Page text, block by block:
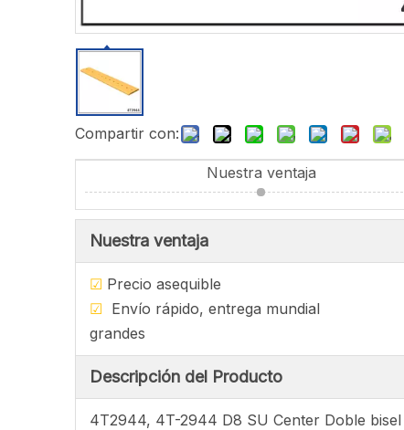
Compartir con:
Nuestra ventaja
Nuestra ventaja
☑ Precio
☑ Envío rápido, entrega
grandes
Descripción del Producto
4T2944, 4T-2944 D8 SU Center Doble bisel